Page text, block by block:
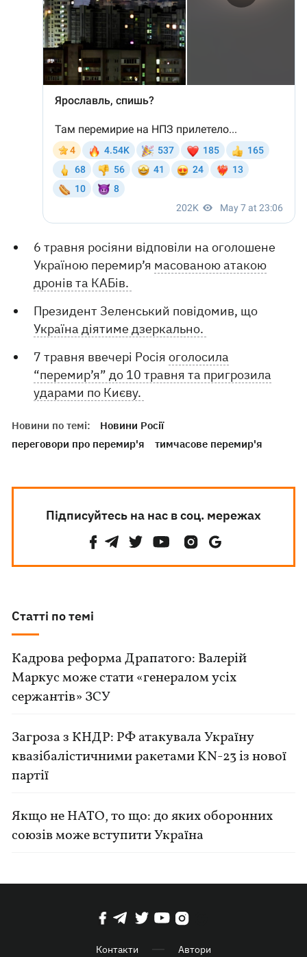
6 травня росіяни відповіли на оголошене
Україною перемир’я масованою атакою
дронів та КАБів.
Президент Зеленський повідомив, що
Україна діятиме дзеркально.
7 травня ввечері Росіяоголосила
“перемир’я” до 10 травня та пригрозила
ударами по Києву.
Новини по темі:
Новини Росії
переговори про перемир'я
тимчасове перемир'я
Підписуйтесь на нас в соц. мережах
Статті по темі
Кадрова реформа Драпатого: Валерій
Маркус може стати «генералом усіх
сержантів» ЗСУ
Загроза з КНДР: РФ атакувала Україну
квазібалістичними ракетами KN-23 із нової
партії
Якщо не НАТО, то що: до яких оборонних
союзів може вступити Україна
Контакти Автори